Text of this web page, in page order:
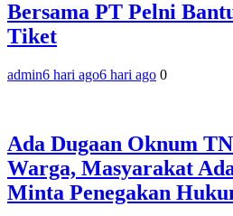
Bersama PT Pelni
Tiket
admin6 hari ago6 hari ago 0
Ada Dugaan Oknum
Warga, Masyarakat
Minta Penegakan